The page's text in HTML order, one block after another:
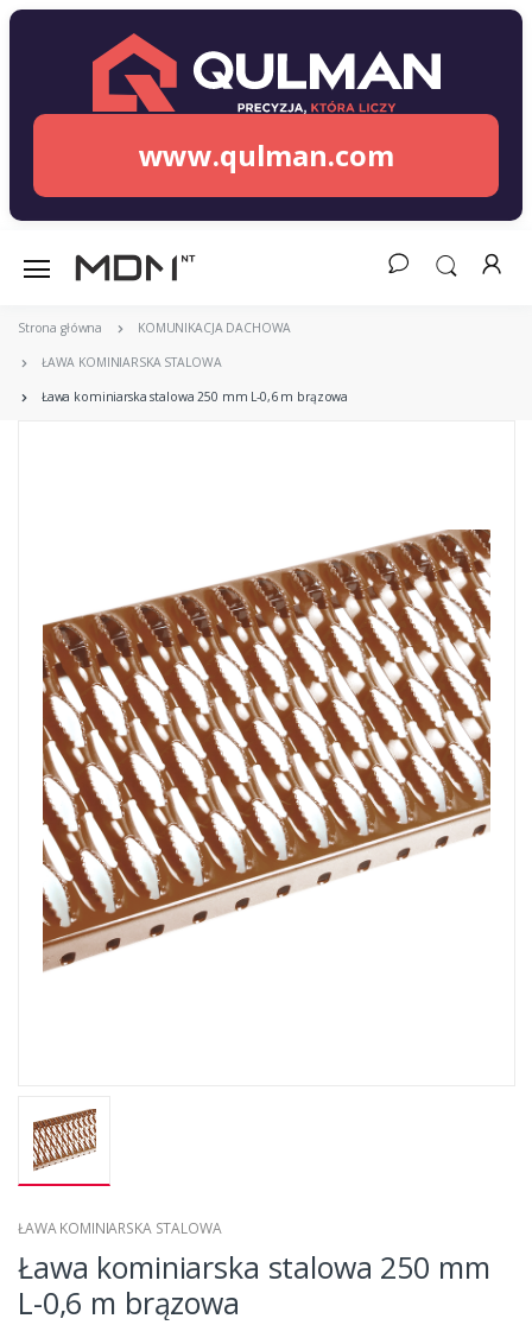
www.qulman.com
Strona główna KOMUNIKACJA DACHOWA
ŁAWA KOMINIARSKA STALOWA
Ława kominiarska stalowa 250 mm L-0,6 m brązowa
ŁAWA KOMINIARSKA STALOWA
Ława kominiarska stalowa 250 mm
L-0,6 m brązowa